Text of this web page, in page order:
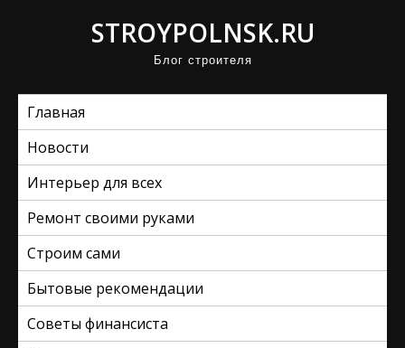
STROYPOLNSK.RU
Блог строителя
Главная
Новости
Интерьер для всех
Ремонт своими руками
Строим сами
Бытовые рекомендации
Советы финансиста